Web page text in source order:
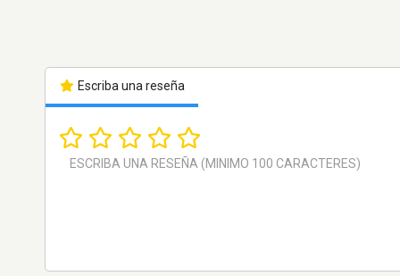
Escriba una reseña